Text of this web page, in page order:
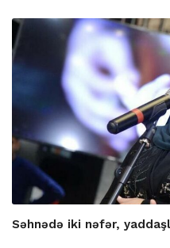
Səhnədə iki nəfər,